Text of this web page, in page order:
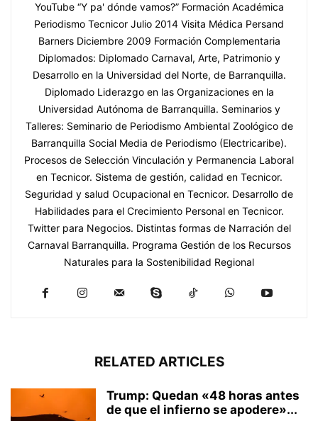
YouTube “Y pa' dónde vamos?” Formación Académica
Periodismo Tecnicor Julio 2014 Visita Médica Persand
Barners Diciembre 2009 Formación Complementaria
Diplomados: Diplomado Carnaval, Arte, Patrimonio y
Desarrollo en la Universidad del Norte, de Barranquilla.
Diplomado Liderazgo en las Organizaciones en la
Universidad Autónoma de Barranquilla. Seminarios y
Talleres: Seminario de Periodismo Ambiental Zoológico de
Barranquilla Social Media de Periodismo (Electricaribe).
Procesos de Selección Vinculación y Permanencia Laboral
en Tecnicor. Sistema de gestión, calidad en Tecnicor.
Seguridad y salud Ocupacional en Tecnicor. Desarrollo de
Habilidades para el Crecimiento Personal en Tecnicor.
Twitter para Negocios. Distintas formas de Narración del
Carnaval Barranquilla. Programa Gestión de los Recursos
Naturales para la Sostenibilidad Regional
RELATED ARTICLES
Trump: Quedan «48 horas antes
de que el infierno se apodere»...